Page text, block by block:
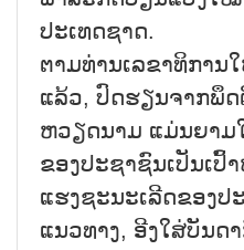
ປະເທດຊາດ.
ຕາມທ່ານເລຂາທິການ
ແລ້ວ, ປົດຮຽນຈາກພຶດ
ຫວຽດນາມ ແມ່ນຍາມ
ຂອງປະຊາຊົນເປັນເປົ້
ແຮງຊະນະເລີດຂອງ
ແນວທາງ, ອີງໃສ່ບັນດ